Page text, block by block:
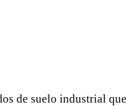
de suelo industrial